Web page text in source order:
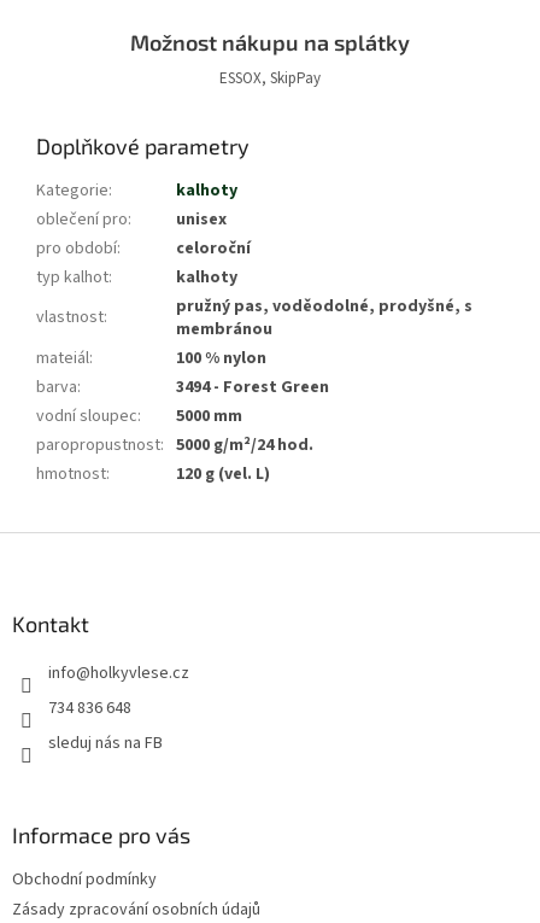
Možnost nákupu na splátky
ESSOX, SkipPay
Doplňkové parametry
Kategorie:
kalhoty
oblečení pro:
unisex
pro období:
celoroční
typ kalhot:
kalhoty
vlastnost:
pružný pas, voděodolné, prodyšné, s
membránou
mateiál:
100 % nylon
barva:
3494 - Forest Green
vodní sloupec:
5000 mm
paropropustnost: 5000 g/m²/24 hod.
hmotnost: 120 g (vel. L)
Kontakt
info@holkyvlese.cz
734 836 648
sleduj nás na FB
Informace pro vás
Obchodní podmínky
Zásady zpracování osobních údajů